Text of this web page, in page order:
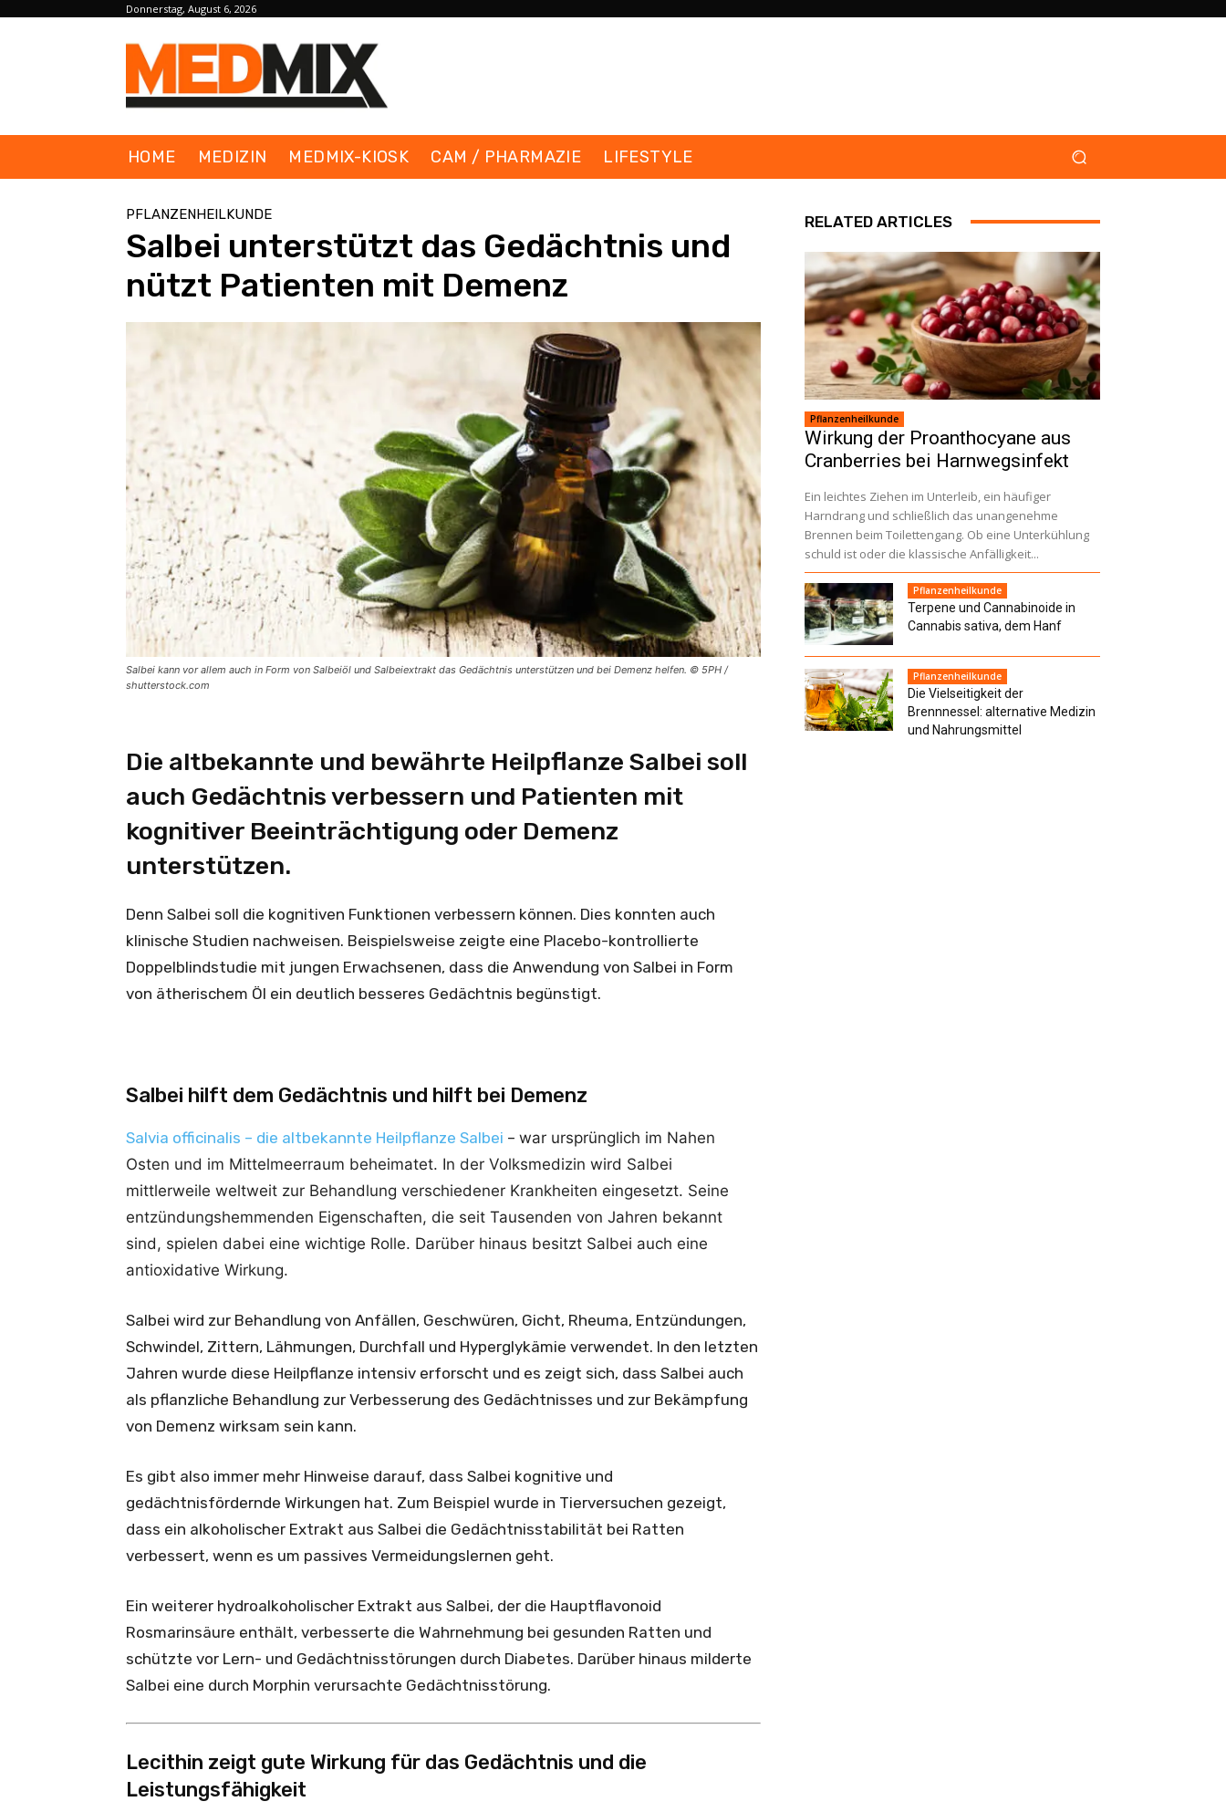
Donnerstag, August 6, 2026
HOME MEDIZIN MEDMIX-KIOSK CAM / PHARMAZIE LIFESTYLE
PFLANZENHEILKUNDE
Salbei unterstützt das Gedächtnis und
nützt Patienten mit Demenz
Salbei kann vor allem auch in Form von Salbeiöl und Salbeiextrakt das Gedächtnis unterstützen und bei Demenz helfen. © 5PH /
shutterstock.com
Die altbekannte und bewährte Heilpflanze Salbei soll
auch Gedächtnis verbessern und Patienten mit
kognitiver Beeinträchtigung oder Demenz
unterstützen.
Denn Salbei soll die kognitiven Funktionen verbessern können. Dies konnten auch
klinische Studien nachweisen. Beispielsweise zeigte eine Placebo-kontrollierte
Doppelblindstudie mit jungen Erwachsenen, dass die Anwendung von Salbei in Form
von ätherischem Öl ein deutlich besseres Gedächtnis begünstigt.
Salbei hilft dem Gedächtnis und hilft bei Demenz
Salvia officinalis – die altbekannte Heilpflanze Salbei – war ursprünglich im Nahen
Osten und im Mittelmeerraum beheimatet. In der Volksmedizin wird Salbei
mittlerweile weltweit zur Behandlung verschiedener Krankheiten eingesetzt. Seine
entzündungshemmenden Eigenschaften, die seit Tausenden von Jahren bekannt
sind, spielen dabei eine wichtige Rolle. Darüber hinaus besitzt Salbei auch eine
antioxidative Wirkung.
Salbei wird zur Behandlung von Anfällen, Geschwüren, Gicht, Rheuma, Entzündungen,
Schwindel, Zittern, Lähmungen, Durchfall und Hyperglykämie verwendet. In den letzten
Jahren wurde diese Heilpflanze intensiv erforscht und es zeigt sich, dass Salbei auch
als pflanzliche Behandlung zur Verbesserung des Gedächtnisses und zur Bekämpfung
von Demenz wirksam sein kann.
Es gibt also immer mehr Hinweise darauf, dass Salbei kognitive und
gedächtnisfördernde Wirkungen hat. Zum Beispiel wurde in Tierversuchen gezeigt,
dass ein alkoholischer Extrakt aus Salbei die Gedächtnisstabilität bei Ratten
verbessert, wenn es um passives Vermeidungslernen geht.
Ein weiterer hydroalkoholischer Extrakt aus Salbei, der die Hauptflavonoid
Rosmarinsäure enthält, verbesserte die Wahrnehmung bei gesunden Ratten und
schützte vor Lern- und Gedächtnisstörungen durch Diabetes. Darüber hinaus milderte
Salbei eine durch Morphin verursachte Gedächtnisstörung.
Lecithin zeigt gute Wirkung für das Gedächtnis und die
Leistungsfähigkeit
RELATED ARTICLES
Pflanzenheilkunde
Wirkung der Proanthocyane aus
Cranberries bei Harnwegsinfekt
Ein leichtes Ziehen im Unterleib, ein häufiger
Harndrang und schließlich das unangenehme
Brennen beim Toilettengang. Ob eine Unterkühlung
schuld ist oder die klassische Anfälligkeit...
Pflanzenheilkunde
Terpene und Cannabinoide in
Cannabis sativa, dem Hanf
Pflanzenheilkunde
Die Vielseitigkeit der
Brennnessel: alternative Medizin
und Nahrungsmittel